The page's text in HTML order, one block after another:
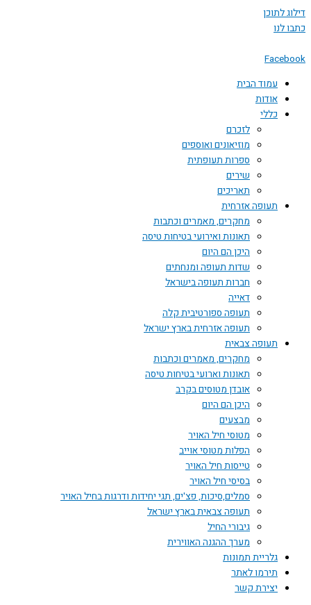
דילוג לתוכן
כתבו לנו
Facebook
עמוד הבית
אודות
כללי
לזכרם
מוזיאונים ואוספים
ספרות תעופתית
שירים
תאריכים
תעופה אזרחית
מחקרים, מאמרים וכתבות
תאונות ואירועי בטיחות טיסה
היכן הם היום
שדות תעופה ומנחתים
חברות תעופה בישראל
דאייה
תעופה ספורטיבית קלה
תעופה אזרחית בארץ ישראל
תעופה צבאית
מחקרים, מאמרים וכתבות
תאונות וארועי בטיחות טיסה
אובדן מטוסים בקרב
היכן הם היום
מבצעים
מטוסי חיל האויר
הפלות מטוסי אוייב
טייסות חיל האויר
בסיסי חיל האויר
סמלים,סיכות, פצ'ים, תגי יחידות ודרגות בחיל האויר
תעופה צבאית בארץ ישראל
גיבורי החיל
מערך ההגנה האווירית
גלריית תמונות
תירמו לאתר
יצירת קשר